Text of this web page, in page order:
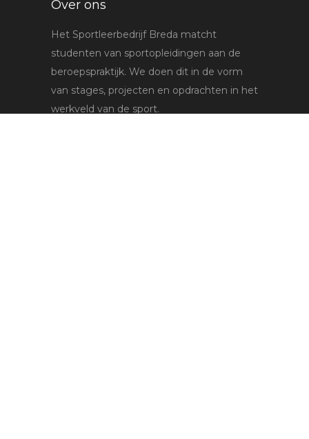
Over ons
Het Sportleerbedrijf Breda matcht
studenten van sportopleidingen aan de
beroepspraktijk. We doen dit in de vorm
van stages, projecten en opdrachten in het
werkveld van de sport.